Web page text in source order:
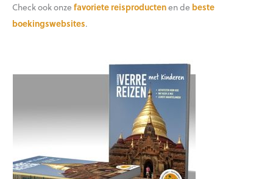
Check ook onzefavoriete reisproductenen de beste
boekingswebsites.